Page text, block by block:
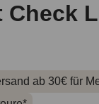
Check
ab 30€ für